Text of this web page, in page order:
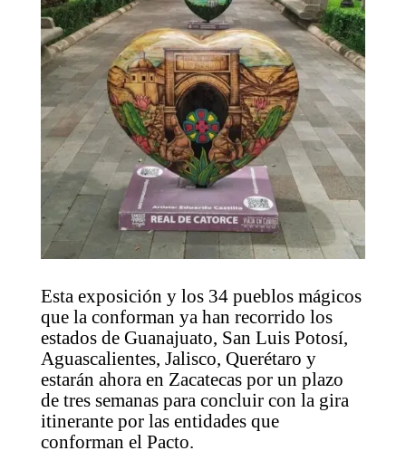
Esta exposición y los 34 pueblos mágicos
que la conforman ya han recorrido los
estados de Guanajuato, San Luis Potosí,
Aguascalientes, Jalisco, Querétaro y
estarán ahora en Zacatecas por un plazo
de tres semanas para concluir con la gira
itinerante por las entidades que
conforman el Pacto.